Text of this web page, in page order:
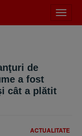
meniu
de
a fost
cât a plătit
ACTUALITATE